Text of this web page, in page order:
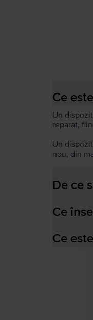
Ce
Un
reparat,
Un
nou, din
De ce
Ce
Ce